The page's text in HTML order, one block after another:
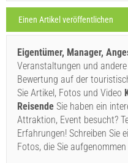
Samstag,
08.08.26 30°C
Sonntag,
09.08.26 30°C
Montag,
10.08.26 30°C
Ivan Nane (Facebook page)
Blaženog Augustina
E-mail:info@svdominik.com
Muss besuchen(/)
Einen Artikel veröffentlichen
Eigentümer, Manager,
Veranstaltungen und
Bewertung auf der
Sie Artikel, Fotos und Video
Reisende Sie haben ein
Attraktion, Event besucht?
Erfahrungen! Schreiben Sie
Fotos, die Sie